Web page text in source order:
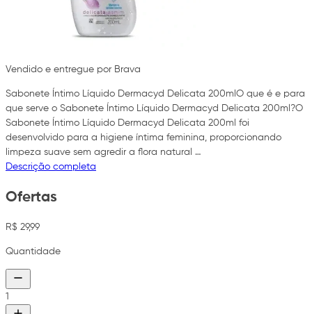
Vendido e entregue por Brava
Sabonete Íntimo Líquido Dermacyd Delicata 200mlO que é e para
que serve o Sabonete Íntimo Líquido Dermacyd Delicata 200ml?O
Sabonete Íntimo Líquido Dermacyd Delicata 200ml foi
desenvolvido para a higiene íntima feminina, proporcionando
limpeza suave sem agredir a flora natural …
Descrição completa
Ofertas
R$ 29,99
Quantidade
1